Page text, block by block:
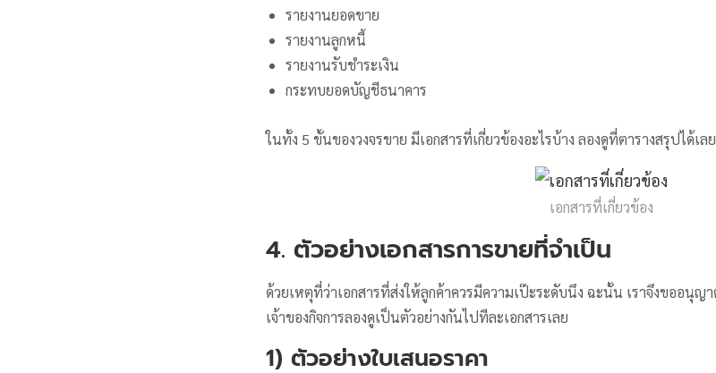
รายงานยอดขาย
รายงานลูกหนี้
รายงานรับชำระเงิน
กระทบยอดบัญชีธนาคาร
ในทั้ง 5 ขั้นของวงจรขาย มีเอกสารที่เกี่ยวข้องอะไรบ้าง ลองดูที่ตารางสรุปได้เลย
เอกสารที่เกี่ยวข้อง
4. ตัวอย่างเอกสารการขายที่จำเป็น
ด้วยเหตุที่ว่าเอกสารที่ส่งให้ลูกค้าควรมีความเป๊ะระดับนึง ฉะนั้น เราจึงขออนุญ
เจ้าของกิจการลองดูเป็นตัวอย่างกันไปทีละเอกสารเลย
1) ตัวอย่างใบเสนอราคา